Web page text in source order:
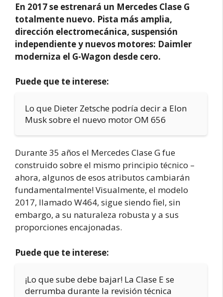
En 2017 se estrenará un Mercedes Clase G
totalmente nuevo. Pista más amplia,
dirección electromecánica, suspensión
independiente y nuevos motores: Daimler
moderniza el G-Wagon desde cero.
Puede que te interese:
Lo que Dieter Zetsche podría decir a Elon
Musk sobre el nuevo motor OM 656
Durante 35 años el Mercedes Clase G fue
construido sobre el mismo principio técnico –
ahora, algunos de esos atributos cambiarán
fundamentalmente! Visualmente, el modelo
2017, llamado W464, sigue siendo fiel, sin
embargo, a su naturaleza robusta y a sus
proporciones encajonadas.
Puede que te interese:
¡Lo que sube debe bajar! La Clase E se
derrumba durante la revisión técnica